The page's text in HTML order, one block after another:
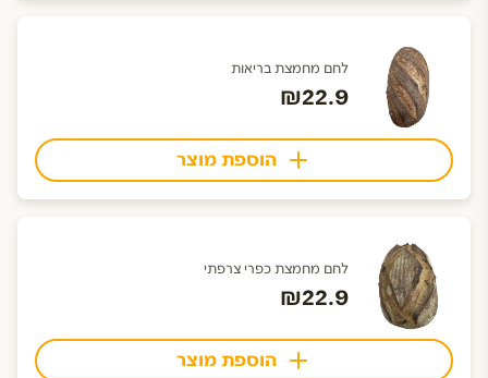
לחם מחמצת בריאות
₪22.9
הוספת מוצר
לחם מחמצת כפרי צרפתי
₪22.9
הוספת מוצר